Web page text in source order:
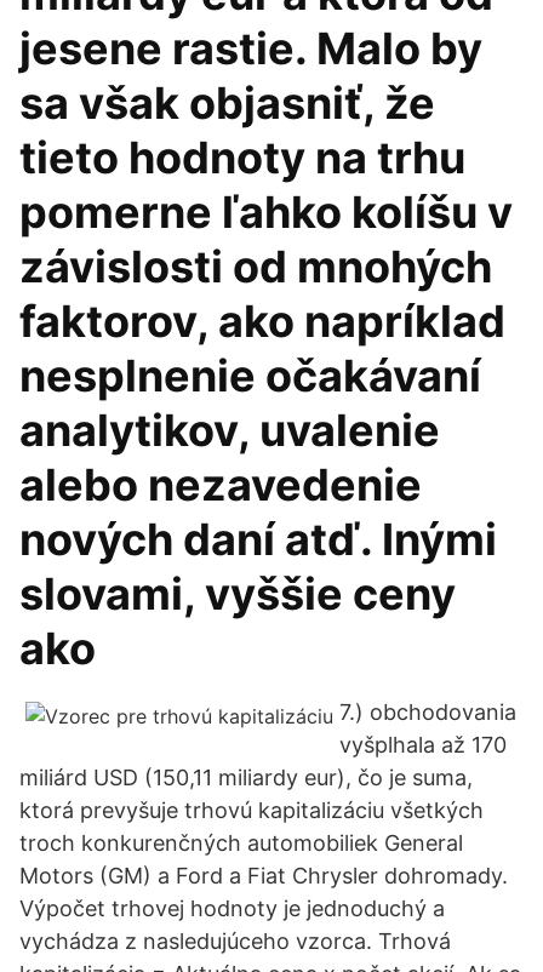
jesene rastie. Malo by
sa však objasniť, že
tieto hodnoty na trhu
pomerne ľahko kolíšu v
závislosti od mnohých
faktorov, ako napríklad
nesplnenie očakávaní
analytikov, uvalenie
alebo nezavedenie
nových daní atď. Inými
slovami, vyššie ceny
ako
7.) obchodovania
vyšplhala až 170
miliárd USD (150,11 miliardy eur), čo je suma,
ktorá prevyšuje trhovú kapitalizáciu všetkých
troch konkurenčných automobiliek General
Motors (GM) a Ford a Fiat Chrysler dohromady.
Výpočet trhovej hodnoty je jednoduchý a
vychádza z nasledujúceho vzorca. Trhová